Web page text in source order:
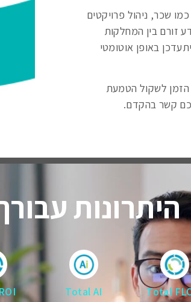
שכר, ניהול פרויקטים
זורם בין המחלקות
באופן אוטומטי
הזמן לשקול הטמעת
קשר בהקדם.
היתרונות
Total
Total AI